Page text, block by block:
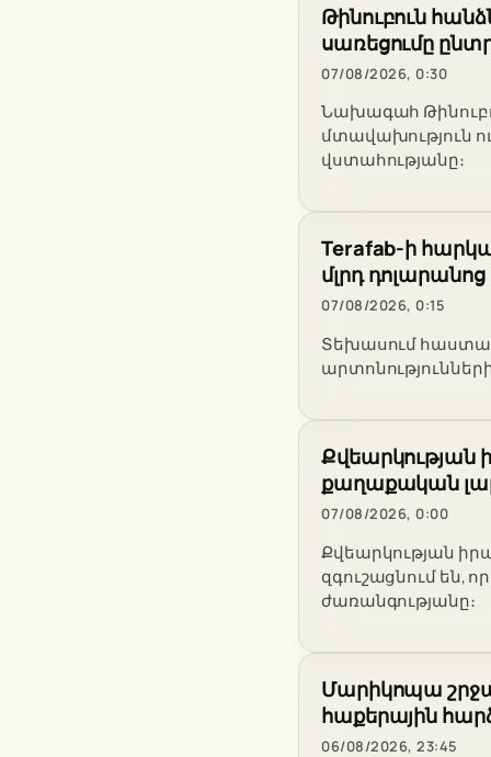
Թինուբուն
սառեցումը
07/08/2026, 0:30
Նախագահ
մտավախություն
վստահությանը։
Terafab-ի
մլրդ
07/08/2026, 0:15
Տեխասում
Քվեարկության
քաղաքական
07/08/2026, 0:00
Քվեարկության
զգուշացնում են,
ժառանգությանը։
Մարիկոպա
հաքերային
06/08/2026, 23:45